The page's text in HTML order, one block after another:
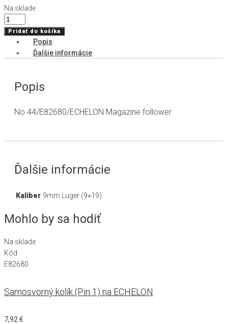
Na sklade
množstvo
Podávač
zásobníka
ECHELON
Pridať do košíka
Popis
Ďalšie informácie
Popis
No.44/E82680/ECHELON Magazine follower
Ďalšie informácie
Kaliber 9mm Luger (9×19)
Mohlo by sa hodiť
Na sklade
Kód:
E82680
Samosvorný kolík (Pin 1) na ECHELON
7,92 €